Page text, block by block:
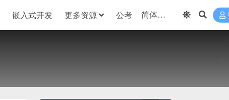
嵌入式开发 更多资源 公考